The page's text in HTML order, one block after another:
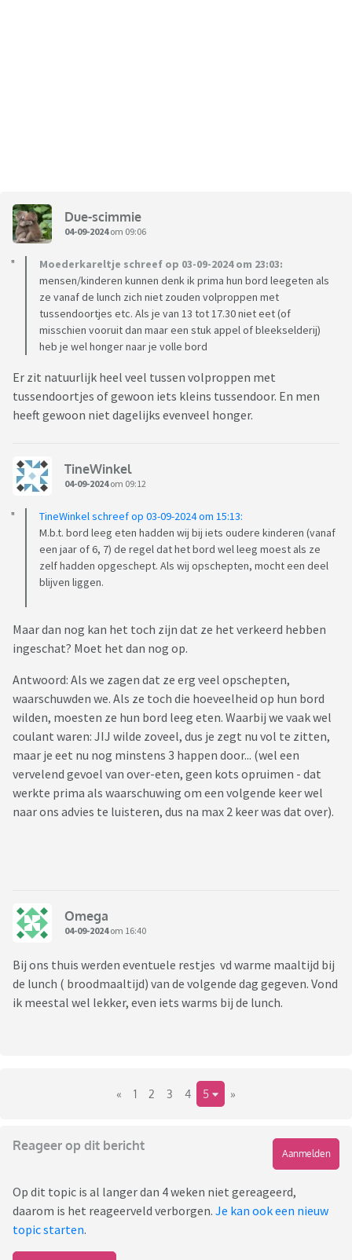
Due-scimmie
04-09-2024om 09:06
Moederkareltje schreef op 03-09-2024 om 23:03:
mensen/kinderen kunnen denk ik prima hun bord leegeten als
ze vanaf de lunch zich niet zouden volproppen met
tussendoortjes etc. Als je van 13 tot 17.30 niet eet (of
misschien vooruit dan maar een stuk appel of bleekselderij)
heb je wel honger naar je volle bord
Er zit natuurlijk heel veel tussen volproppen met
tussendoortjes of gewoon iets kleins tussendoor. En men
heeft gewoon niet dagelijks evenveel honger.
TineWinkel
04-09-2024om 09:12
TineWinkel schreef op 03-09-2024 om 15:13:
M.b.t. bord leeg eten hadden wij bij iets oudere kinderen (vanaf
een jaar of 6, 7) de regel dat het bord wel leeg moest als ze
zelf hadden opgeschept. Als wij opschepten, mocht een deel
blijven liggen.
Maar dan nog kan het toch zijn dat ze het verkeerd hebben
ingeschat? Moet het dan nog op.
Antwoord: Als we zagen dat ze erg veel opschepten,
waarschuwden we. Als ze toch die hoeveelheid op hun bord
wilden, moesten ze hun bord leeg eten. Waarbij we vaak wel
coulant waren: JIJ wilde zoveel, dus je zegt nu vol te zitten,
maar je eet nu nog minstens 3 happen door... (wel een
vervelend gevoel van over-eten, geen kots opruimen - dat
werkte prima als waarschuwing om een volgende keer wel
naar ons advies te luisteren, dus na max 2 keer was dat over).
Omega
04-09-2024om 16:40
Bij ons thuis werden eventuele restjes vd warme maaltijd bij
de lunch ( broodmaaltijd) van de volgende dag gegeven. Vond
ik meestal wel lekker, even iets warms bij de lunch.
« 1 2 3 4 5 »
Reageer op dit bericht
Aanmelden
Op dit topic is al langer dan 4 weken niet gereageerd,
daarom is het reageerveld verborgen. Je kan ook een nieuw
topic starten.